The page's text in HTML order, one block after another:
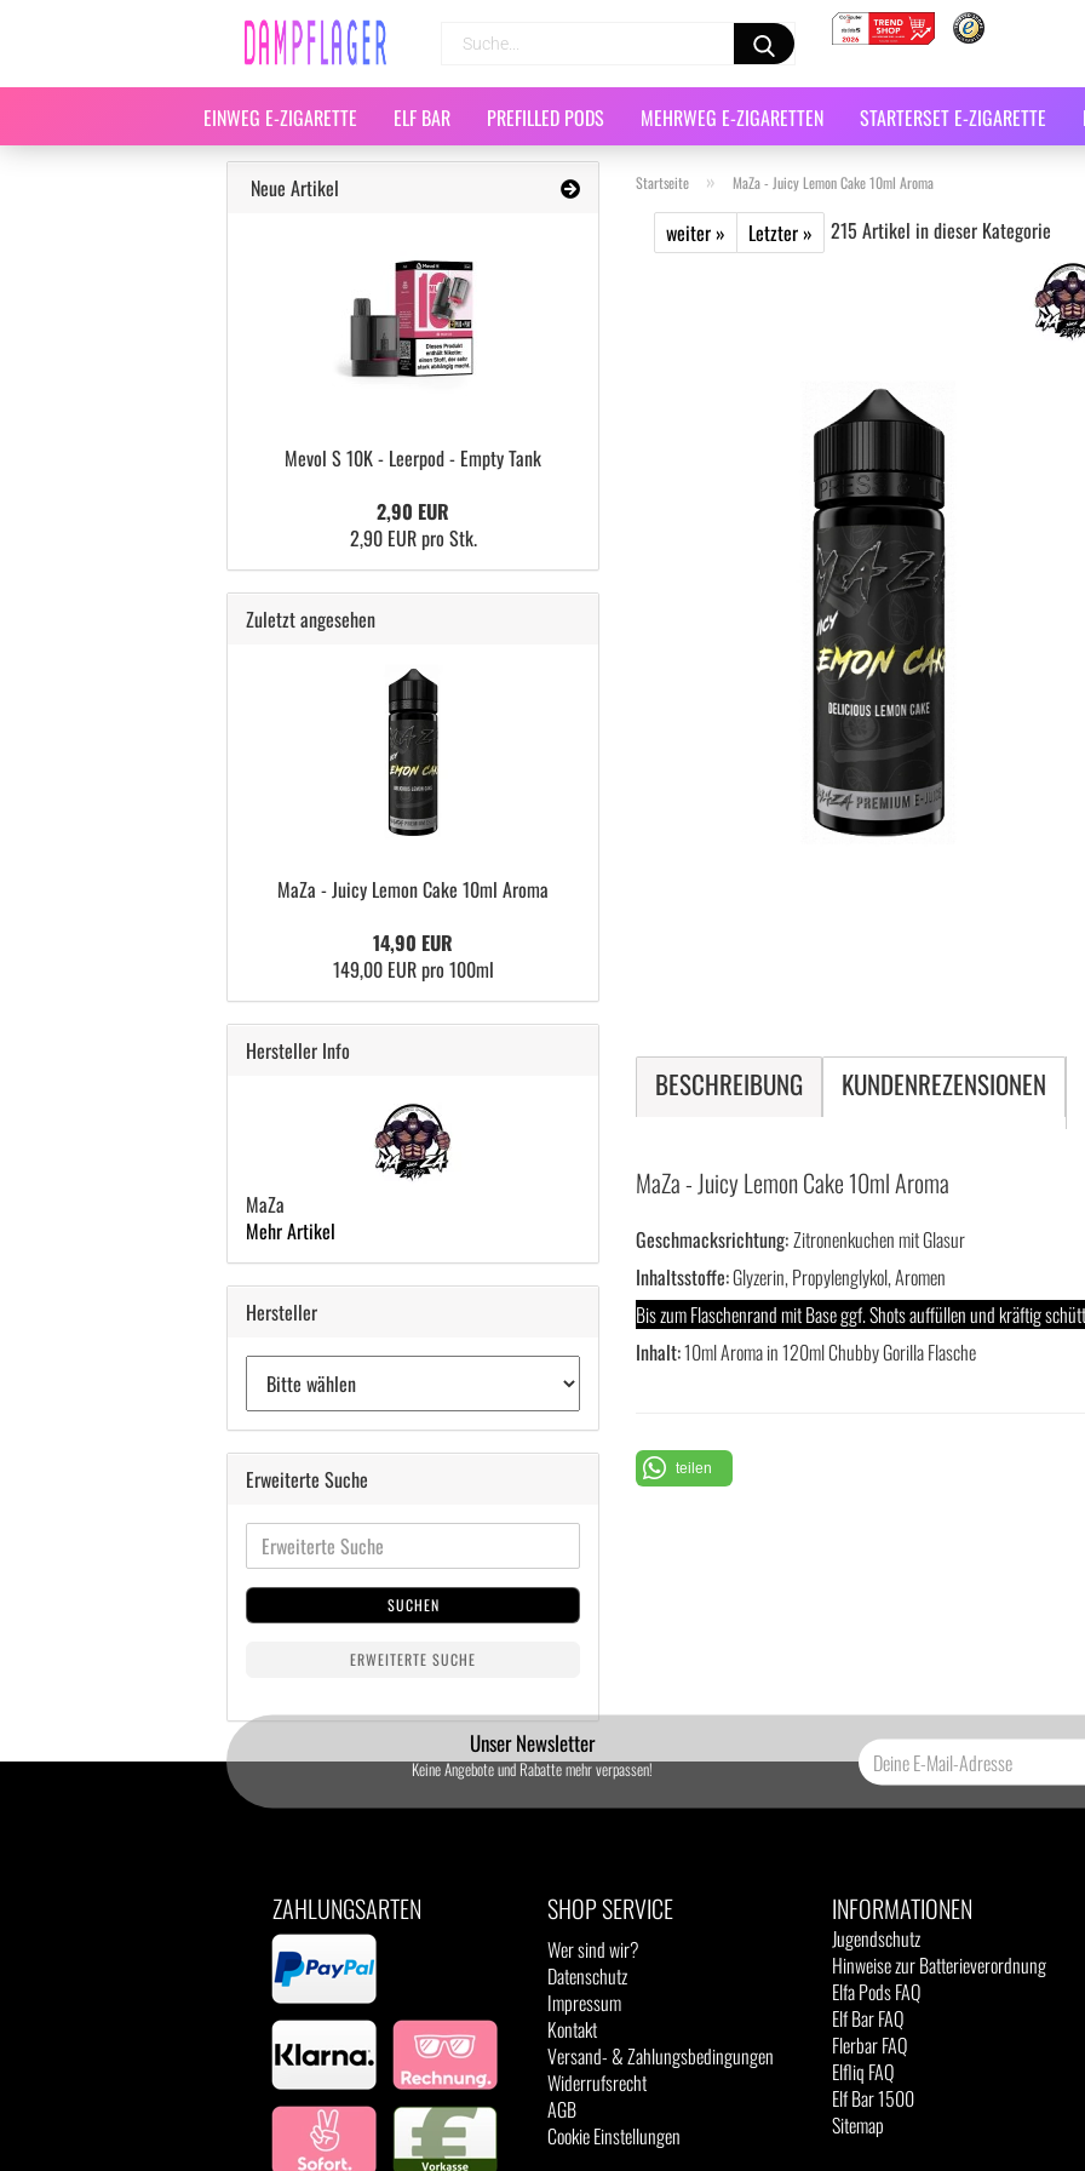
EINWEG E-ZIGARETTE ELF BAR PREFILLED PODS MEHRWEG E-ZIGARETTEN STARTERSET E-ZIGARETTE
Startseite » MaZa - Juicy Lemon Cake 10ml Aroma
weiter » Letzter » 215 Artikel in dieser Kategorie
BESCHREIBUNG KUNDENREZENSIONEN
MaZa - Juicy Lemon Cake 10ml Aroma
Geschmacksrichtung:Zitronenkuchen mit Glasur
Inhaltsstoffe:Glyzerin, Propylenglykol, Aromen
Bis zum Flaschenrand mit Base ggf. Shots auffüllen und kräftig
Inhalt:10ml Aroma in 120ml Chubby Gorilla Flasche
teilen
Neue Artikel
Mevol S 10K - Leerpod - Empty Tank
2,90 EUR
2,90 EUR pro Stk.
Zuletzt angesehen
MaZa - Juicy Lemon Cake 10ml Aroma
14,90 EUR
149,00 EUR pro 100ml
Hersteller Info
MaZa
Mehr Artikel
Hersteller
Erweiterte Suche
SUCHEN
ERWEITERTE SUCHE
Unser Newsletter
Keine Angebote und Rabatte mehr verpassen!
ZAHLUNGSARTEN SHOP SERVICE
Wer sind wir?
Datenschutz
Impressum
Kontakt
Versand- & Zahlungsbedingungen
Widerrufsrecht
AGB
Cookie Einstellungen
INFORMATIONEN
Jugendschutz
Hinweise zur Batterieverordnung
Elfa Pods FAQ
Elf Bar FAQ
Flerbar FAQ
Elfliq FAQ
Elf Bar 1500
Sitemap